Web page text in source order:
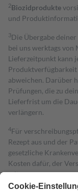
2Biozidprodukte
und
3Die Übergabe
bei uns werktags von
Lieferzeitpunkt kann
Produktverfügbarkeit
abweichen. Darüber
Prüfungen, die zu
Lieferfrist um die
verlängern.
4Für
Rezept aus und der
gesetzliche
Kosten dafür, der
mit.
Grundsätzlich leisten